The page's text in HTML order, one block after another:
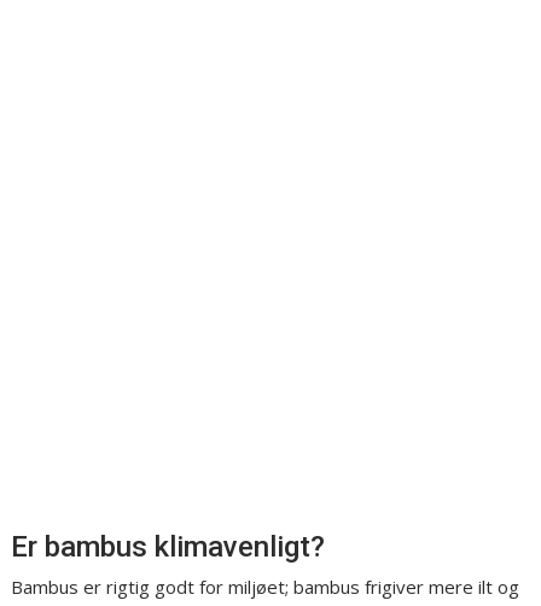
Er bambus klimavenligt?
Bambus er rigtig godt for miljøet; bambus frigiver mere ilt og